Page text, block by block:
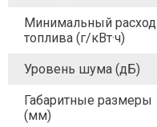
Минимальный расход
топлива (г/кВт·ч)
Уровень шума (дБ)
Габаритные размеры
(мм)